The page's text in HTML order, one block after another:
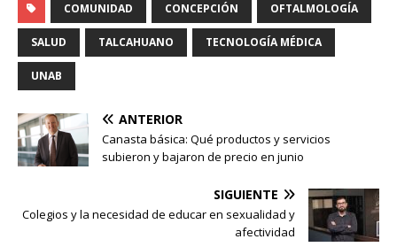
COMUNIDAD CONCEPCIÓN OFTALMOLOGÍA
SALUD TALCAHUANO TECNOLOGÍA MÉDICA
UNAB
ANTERIOR
Canasta básica: Qué productos y servicios
subieron y bajaron de precio en junio
SIGUIENTE
Colegios y la necesidad de educar en sexualidad y
afectividad